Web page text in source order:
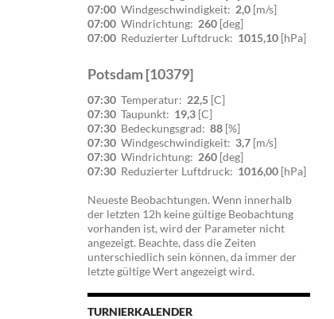
07:00 Windgeschwindigkeit: 2,0 [m/s]
07:00 Windrichtung: 260 [deg]
07:00 Reduzierter Luftdruck: 1015,10 [hPa]
Potsdam [10379]
07:30 Temperatur: 22,5 [C]
07:30 Taupunkt: 19,3 [C]
07:30 Bedeckungsgrad: 88 [%]
07:30 Windgeschwindigkeit: 3,7 [m/s]
07:30 Windrichtung: 260 [deg]
07:30 Reduzierter Luftdruck: 1016,00 [hPa]
Neueste Beobachtungen. Wenn innerhalb
der letzten 12h keine gültige Beobachtung
vorhanden ist, wird der Parameter nicht
angezeigt. Beachte, dass die Zeiten
unterschiedlich sein können, da immer der
letzte gültige Wert angezeigt wird.
TURNIERKALENDER